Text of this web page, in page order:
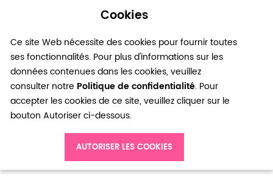
Cookies
Ce site Web nécessite des cookies pour fournir toutes
ses fonctionnalités. Pour plus d'informations sur les
données contenues dans les cookies, veuillez
consulter notre Politique de confidentialité. Pour
accepter les cookies de ce site, veuillez cliquer sur le
bouton Autoriser ci-dessous.
AUTORISER LES COOKIES
0
Pendentif Fiole allongée Bronze vieilli x 1